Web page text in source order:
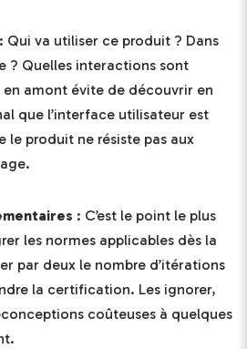
: Qui va utiliser ce produit ? Dans
? Quelles interactions sont
amont évite de découvrir en
que l’interface utilisateur est
produit ne résiste pas aux
: C’est le point le plus
les normes applicables dès la
par deux le nombre d’itérations
la certification. Les ignorer,
coûteuses à quelques